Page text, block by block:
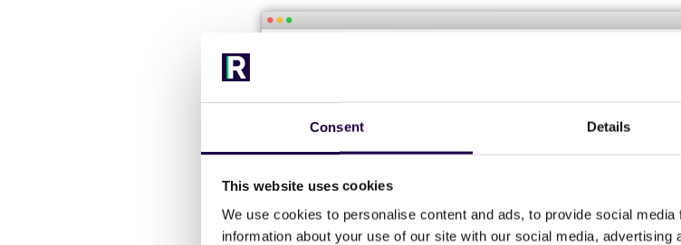
Consent Details
This website uses cookies
We use cookies to personalise content and ads, to provide social
information about your use of our site with our social media,